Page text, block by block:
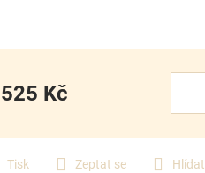
Tisk Zeptat se Hlídat
525 Kč